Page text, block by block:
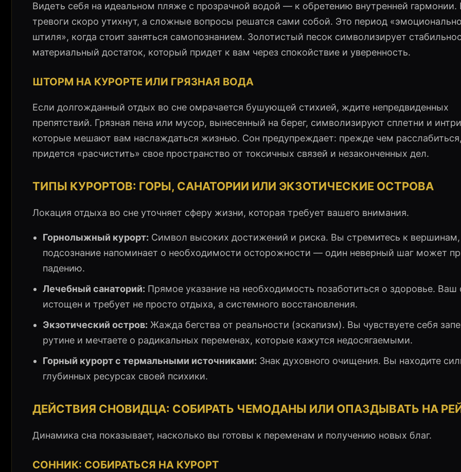
Видеть себя на идеальном пляже с прозрачной водой — к обретению внутренней
тревоги скоро утихнут, а сложные вопросы решатся сами собой. Это период
штиля», когда стоит заняться самопознанием. Золотистый песок символизирует
материальный достаток, который придет к вам через спокойствие и уверенность.
ШТОРМ НА КУРОРТЕ ИЛИ ГРЯЗНАЯ ВОДА
Если долгожданный отдых во сне омрачается бушующей стихией, ждите непредвиденных
препятствий. Грязная пена или мусор, вынесенный на берег, символизируют сплетни и
которые мешают вам наслаждаться жизнью. Сон предупреждает: прежде чем
придется «расчистить» свое пространство от токсичных связей и незаконченных дел.
ТИПЫ КУРОРТОВ: ГОРЫ, САНАТОРИИ ИЛИ ЭКЗОТИЧЕСКИЕ ОСТРОВА
Локация отдыха во сне уточняет сферу жизни, которая требует вашего внимания.
Горнолыжный курорт: Символ высоких достижений и риска. Вы стремитесь к вершинам,
подсознание напоминает о необходимости осторожности — один неверный шаг может
падению.
Лечебный санаторий: Прямое указание на необходимость позаботиться о здоровье. Ваш
истощен и требует не просто отдыха, а системного восстановления.
Экзотический остров: Жажда бегства от реальности (эскапизм). Вы чувствуете себя
рутине и мечтаете о радикальных переменах, которые кажутся недосягаемыми.
Горный курорт с термальными источниками: Знак духовного очищения. Вы находите
глубинных ресурсах своей психики.
ДЕЙСТВИЯ СНОВИДЦА: СОБИРАТЬ ЧЕМОДАНЫ ИЛИ ОПАЗДЫВАТЬ НА
Динамика сна показывает, насколько вы готовы к переменам и получению новых благ.
СОННИК: СОБИРАТЬСЯ НА КУРОРТ